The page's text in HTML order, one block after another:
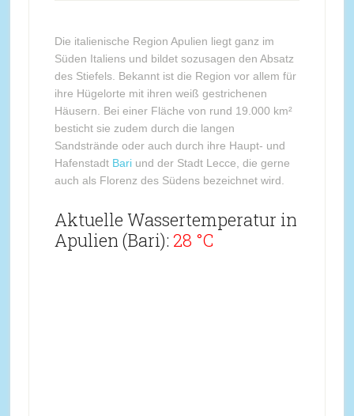
Die italienische Region Apulien liegt ganz im
Süden Italiens und bildet sozusagen den Absatz
des Stiefels. Bekannt ist die Region vor allem für
ihre Hügelorte mit ihren weiß gestrichenen
Häusern. Bei einer Fläche von rund 19.000 km²
besticht sie zudem durch die langen
Sandstrände oder auch durch ihre Haupt- und
Hafenstadt Bariund der Stadt Lecce, die gerne
auch als Florenz des Südens bezeichnet wird.
Aktuelle Wassertemperatur in
Apulien (Bari): 28 °C